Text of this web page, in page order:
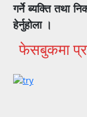
गर्ने ब्यक्ति तथा
हेर्नुहोला ।
फेसबुकमा